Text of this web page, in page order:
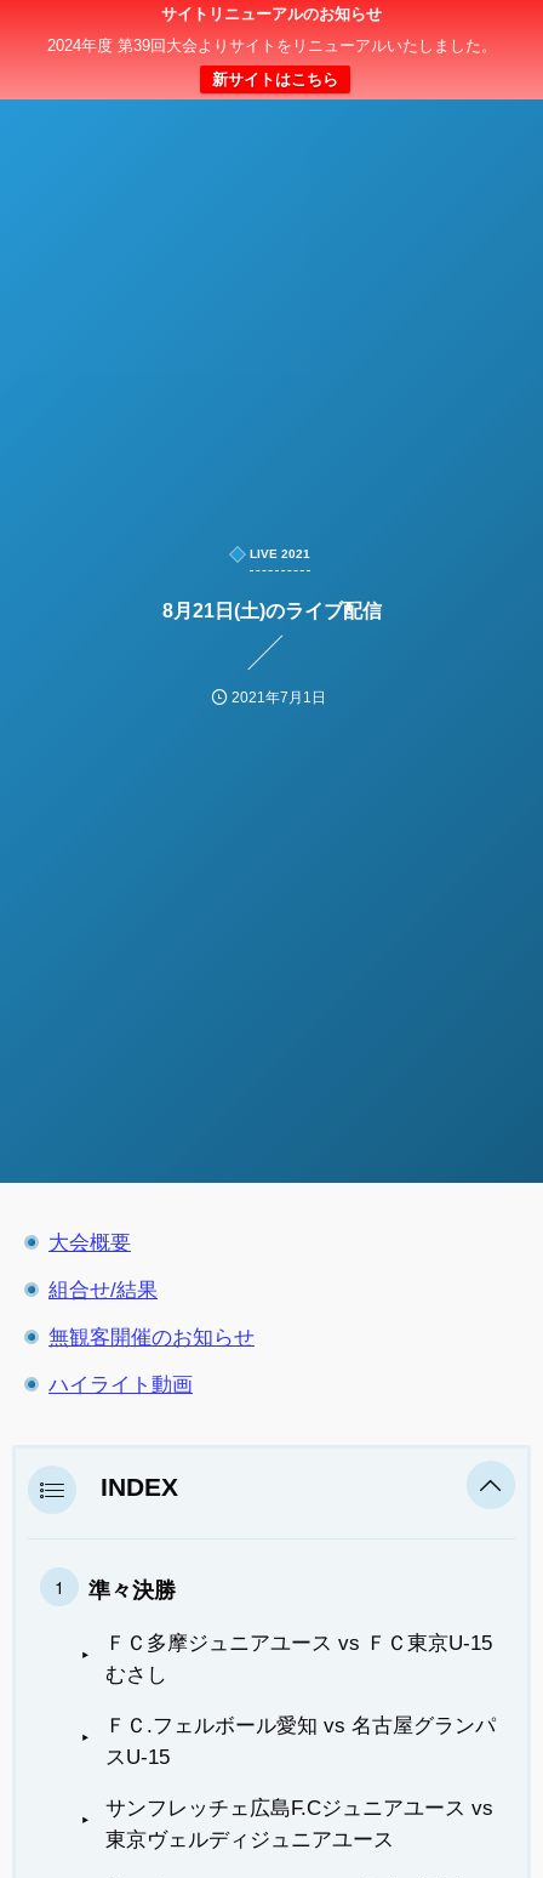
サイトリニューアルのお知らせ
2024年度 第39回大会よりサイトをリニューアルいたしました。
新サイトはこちら
日本クラブユースサッカー選手権（U-15）大会
LIVE 2021
8月21日(土)のライブ配信
2021年7月1日
大会概要
組合せ/結果
無観客開催のお知らせ
ハイライト動画
INDEX
準々決勝
ＦＣ多摩ジュニアユース vs ＦＣ東京U-15
むさし
ＦＣ.フェルボール愛知 vs 名古屋グランパ
スU-15
サンフレッチェ広島F.Cジュニアユース vs
東京ヴェルディジュニアユース